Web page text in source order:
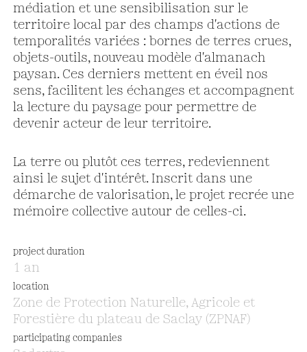
médiation et une sensibilisation sur le
territoire local par des champs d'actions de
temporalités variées : bornes de terres crues,
objets-outils, nouveau modèle d'almanach
paysan. Ces derniers mettent en éveil nos
sens, facilitent les échanges et accompagnent
la lecture du paysage pour permettre de
devenir acteur de leur territoire.
La terre ou plutôt ces terres, redeviennent
ainsi le sujet d'intérêt. Inscrit dans une
démarche de valorisation, le projet recrée une
mémoire collective autour de celles-ci.
project duration
1 an
location
Zone de Protection Naturelle, Agricole et
Forestière du plateau de Saclay (ZPNAF)
participating companies